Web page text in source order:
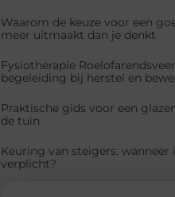
Waarom de keuze voor een
meer uitmaakt dan je denkt
Fysiotherapie
begeleiding bij herstel en
Praktische gids voor een
de tuin
Keuring van steigers: wanneer
verplicht?